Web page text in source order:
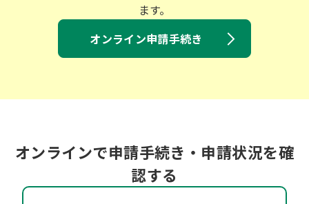
ます。
オンライン申請手続き
オンラインで申請手続き・申請状況を確
認する